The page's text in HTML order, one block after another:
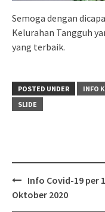
Semoga dengan
Kelurahan Tangguh
yang terbaik.
POSTED UNDER INFO
SLIDE
Post
navigation
Info Covid-19 per
Oktober 2020